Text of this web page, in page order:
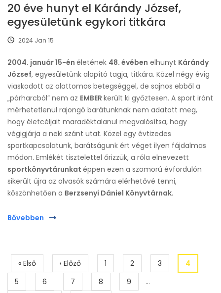
20 éve hunyt el Kárándy József,
egyesületünk egykori titkára
2024 Jan 15
2004. január 15-én életének 48. évében elhunyt Kárándy
József, egyesületünk alapító tagja, titkára. Közel négy évig
viaskodott az alattomos betegséggel, de sajnos ebből a
„párharcból” nem az EMBER került ki győztesen. A sport iránt
mérhetetlenül rajongó barátunknak nem adatott meg,
hogy életcéljait maradéktalanul megvalósítsa, hogy
végigjárja a neki szánt utat. Közel egy évtizedes
sportkapcsolatunk, barátságunk ért véget ilyen fájdalmas
módon. Emlékét tisztelettel őrizzük, a róla elnevezett
sportkönyvtárunkat éppen ezen a szomorú évfordulón
sikerült újra az olvasók számára elérhetővé tenni,
köszönhetően a Berzsenyi Dániel Könyvtárnak.
Bővebben
Oldalszámozás
Első
oldal
« Első
Előző
oldal
‹ Előző Page
1 Page
2 Page
3
Jelenlegi
oldal
4
Page
5 Page
6 Page
7 Page
8 Page
9
…